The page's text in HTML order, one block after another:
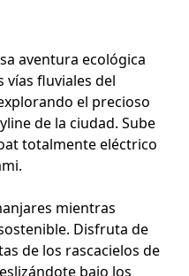
aventura ecológica
fluviales del
el precioso
de la ciudad. Sube
totalmente eléctrico
mientras
Disfruta de
de los rascacielos de
bajo los